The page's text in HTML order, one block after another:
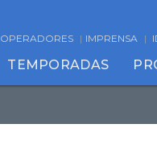
OPERADORES IMPRENSA
TEMPORADAS